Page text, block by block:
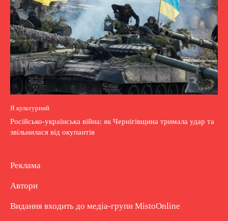
Я культурний
Російсько-українська війна: як Чернігівщина тримала удар та
звільнилася від окупантів
Реклама
Автори
Видання входить до медіа-групи MistoOnline